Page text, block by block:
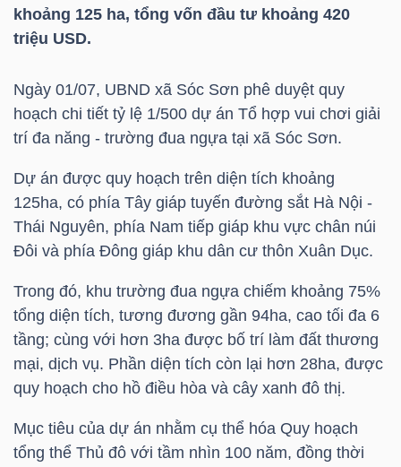
khoảng 125 ha, tổng vốn đầu tư khoảng 420
triệu USD.
Ngày 01/07, UBND xã Sóc Sơn phê duyệt quy
hoạch chi tiết tỷ lệ 1/500 dự án Tổ hợp vui chơi giải
trí đa năng - trường đua ngựa tại xã Sóc Sơn.
Dự án được quy hoạch trên diện tích khoảng
125ha, có phía Tây giáp tuyến đường sắt Hà Nội -
Thái Nguyên, phía Nam tiếp giáp khu vực chân núi
Đôi và phía Đông giáp khu dân cư thôn Xuân Dục.
Trong đó, khu trường đua ngựa chiếm khoảng 75%
tổng diện tích, tương đương gần 94ha, cao tối đa 6
tầng; cùng với hơn 3ha được bố trí làm đất thương
mại, dịch vụ. Phần diện tích còn lại hơn 28ha, được
quy hoạch cho hồ điều hòa và cây xanh đô thị.
Mục tiêu của dự án nhằm cụ thể hóa Quy hoạch
tổng thể Thủ đô với tầm nhìn 100 năm, đồng thời
CHÍNH
HÓA